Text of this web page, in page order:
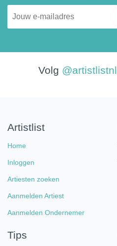
Volg @artistlistnl
Artistlist
Home
Inloggen
Artiesten zoeken
Aanmelden Artiest
Aanmelden Ondernemer
Tips